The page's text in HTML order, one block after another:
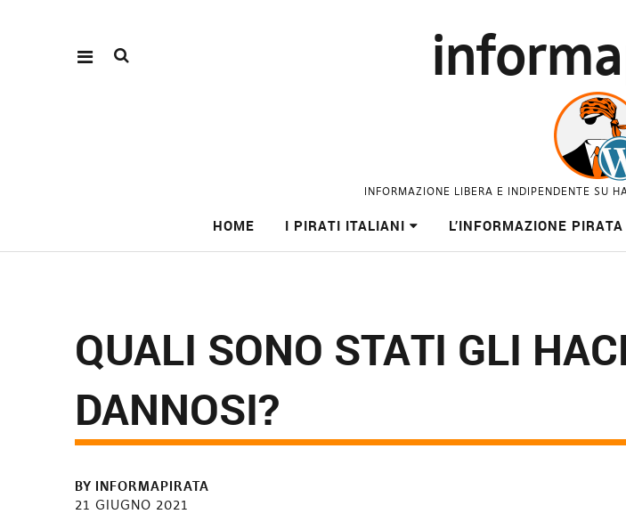
INFORMAZIONE LIBERA E INDIPENDENTE SU
HOME I PIRATI ITALIANI L’INFORMAZIONE PIRATA
QUALI SONO STATI GLI
DANNOSI?
BY INFORMAPIRATA
21 GIUGNO 2021